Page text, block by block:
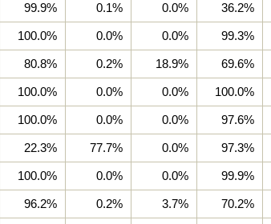
99.9% 0.1% 0.0% 36.2%
100.0% 0.0% 0.0% 99.3%
80.8% 0.2% 18.9% 69.6%
100.0% 0.0% 0.0% 100.0%
100.0% 0.0% 0.0% 97.6%
22.3% 77.7% 0.0% 97.3%
100.0% 0.0% 0.0% 99.9%
96.2% 0.2% 3.7% 70.2%